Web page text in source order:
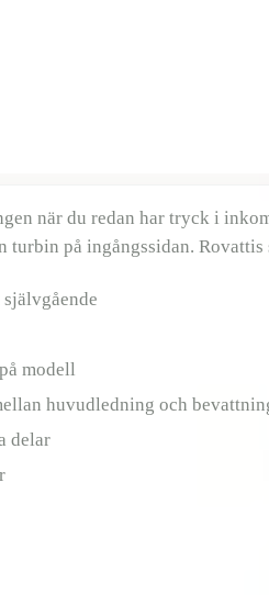
när du redan har tryck i
turbin på ingångssidan.
modell
huvudledning och
delar